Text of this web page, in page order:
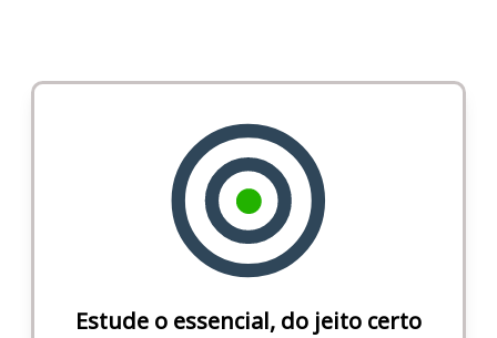
Estude o essencial, do jeito certo